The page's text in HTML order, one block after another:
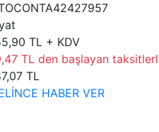
TL + KDV
TL den başlayan
TL
HABER VER